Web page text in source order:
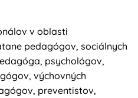
v oblasti
pedagógov, sociálnych
psychológov,
výchovných
preventistov,